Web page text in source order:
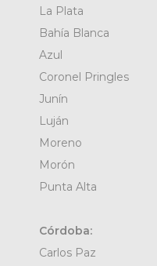
La Plata
Bahía Blanca
Azul
Coronel Pringles
Junín
Luján
Moreno
Morón
Punta Alta
Córdoba:
Carlos Paz